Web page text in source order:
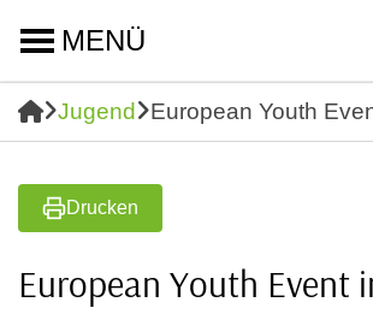
MENÜ
Jugend European Youth
Drucken
European Youth Event